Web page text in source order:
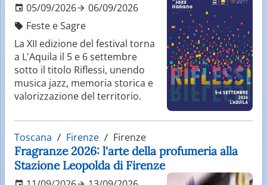
05/09/2026
06/09/2026
Feste e Sagre
La XII edizione del festival torna
a L'Aquila il 5 e 6 settembre
sotto il titolo Riflessi, unendo
musica jazz, memoria storica e
valorizzazione del territorio.
Toscana Firenze Firenze
Fragranze 2026: l'arte della profumeria alla
Stazione Leopolda di Firenze